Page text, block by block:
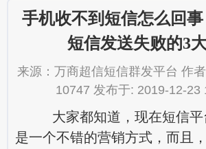
手机收不到短信怎么回
短信发送失败的3
来源：万商超信短信群发平台 作
10747 发布于: 2019-12-23
大家都知道，现在短信平
是一个不错的营销方式，而且